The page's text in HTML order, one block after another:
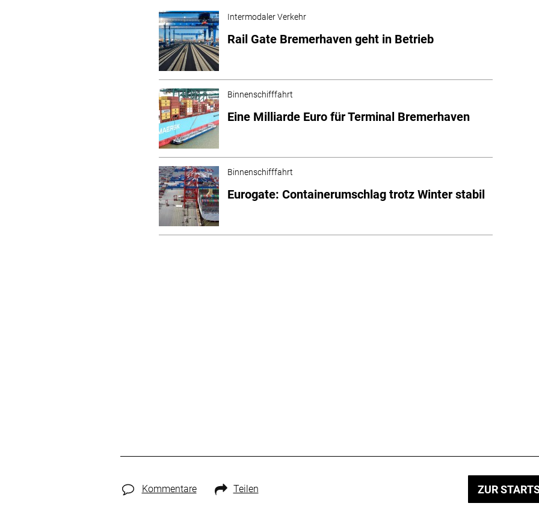
Intermodaler Verkehr
Rail Gate Bremerhaven geht in Betrieb
Binnenschifffahrt
Eine Milliarde Euro für Terminal Bremerhaven
Binnenschifffahrt
Eurogate: Containerumschlag trotz Winter stabil
Kommentare Teilen ZUR